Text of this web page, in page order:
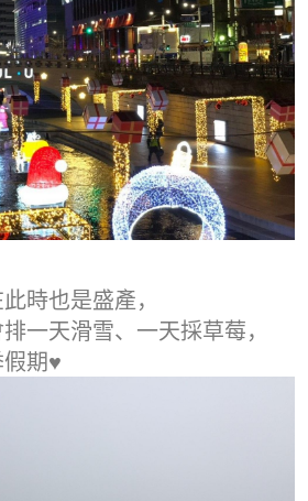
時也是盛產，
一天滑雪、一天採草莓，
期♥